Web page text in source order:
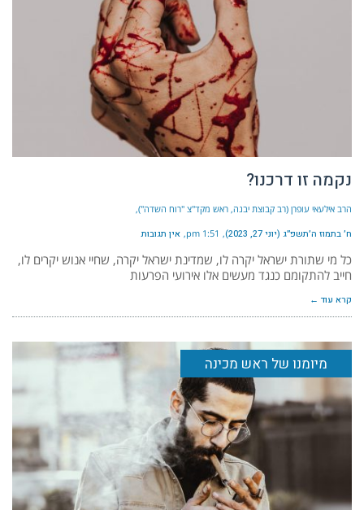
נקמה זו דרכנו?
הרב אילעאי עופרן (רב קבוצת יבנה, ראש מקד"צ "רוח השדה")
ח׳ בתמוז ה׳תשפ״ג (יוני 27, 2023) 1:51 pm אין תגובות
כל מי שתורת ישראל יקרה לו, שמדינת ישראל יקרה, שחיי אנוש יקרים לו,
חייב להתקומם כנגד מעשים אלו אירועי הפרעות
קרא עוד ←
מיומנו של ראש מכינה